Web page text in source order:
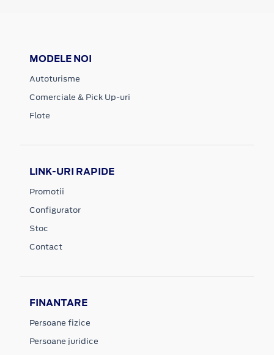
MODELE NOI
Autoturisme
Comerciale & Pick Up-uri
Flote
LINK-URI RAPIDE
Promotii
Configurator
Stoc
Contact
FINANTARE
Persoane fizice
Persoane juridice